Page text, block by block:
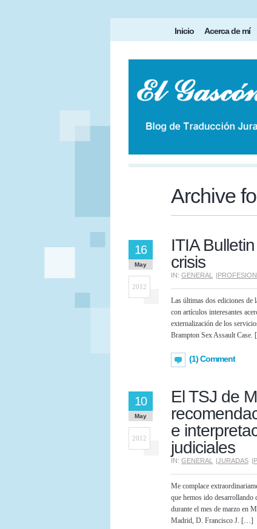
Inicio Acerca de mí
Archive
ITIA
crisis
IN: GENERAL |
16
May
2012
Las últimas dos ediciones
con artículos interesantes
externalización de los
Brampton Sex Assault
(1) Comment
El TSJ de
e
judiciales
IN: GENERAL |JURADAS |
10
May
2012
Me complace
que hemos ido
durante el mes de marzo en
Madrid, D. Francisco J. […]